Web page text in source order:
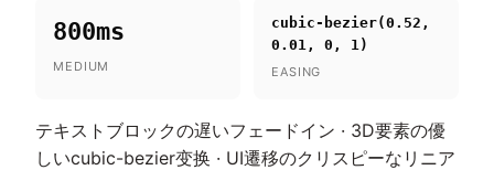
800ms
MEDIUM
cubic-bezier(0.52,
0.01, 0, 1)
EASING
テキストブロックの遅いフェードイン · 3D要素の優
しいcubic-bezier变换 · UI遷移のクリスピーなリニア